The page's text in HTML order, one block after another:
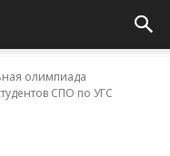
олимпиада
СПО по УГС